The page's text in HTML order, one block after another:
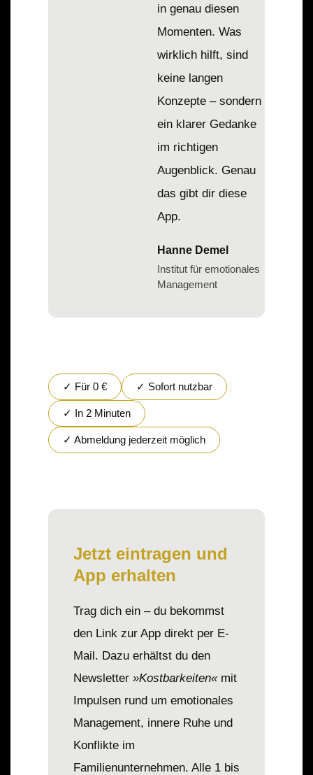
in genau diesen
Momenten. Was
wirklich hilft, sind
keine langen
Konzepte – sondern
ein klarer Gedanke
im richtigen
Augenblick. Genau
das gibt dir diese
App.
Hanne Demel
Institut für emotionales
Management
✓ Für 0 € ✓ Sofort nutzbar
✓ In 2 Minuten
✓ Abmeldung jederzeit möglich
Jetzt eintragen und
App erhalten
Trag dich ein – du bekommst
den Link zur App direkt per E-
Mail. Dazu erhältst du den
Newsletter »Kostbarkeiten«mit
Impulsen rund um emotionales
Management, innere Ruhe und
Konflikte im
Familienunternehmen. Alle 1 bis